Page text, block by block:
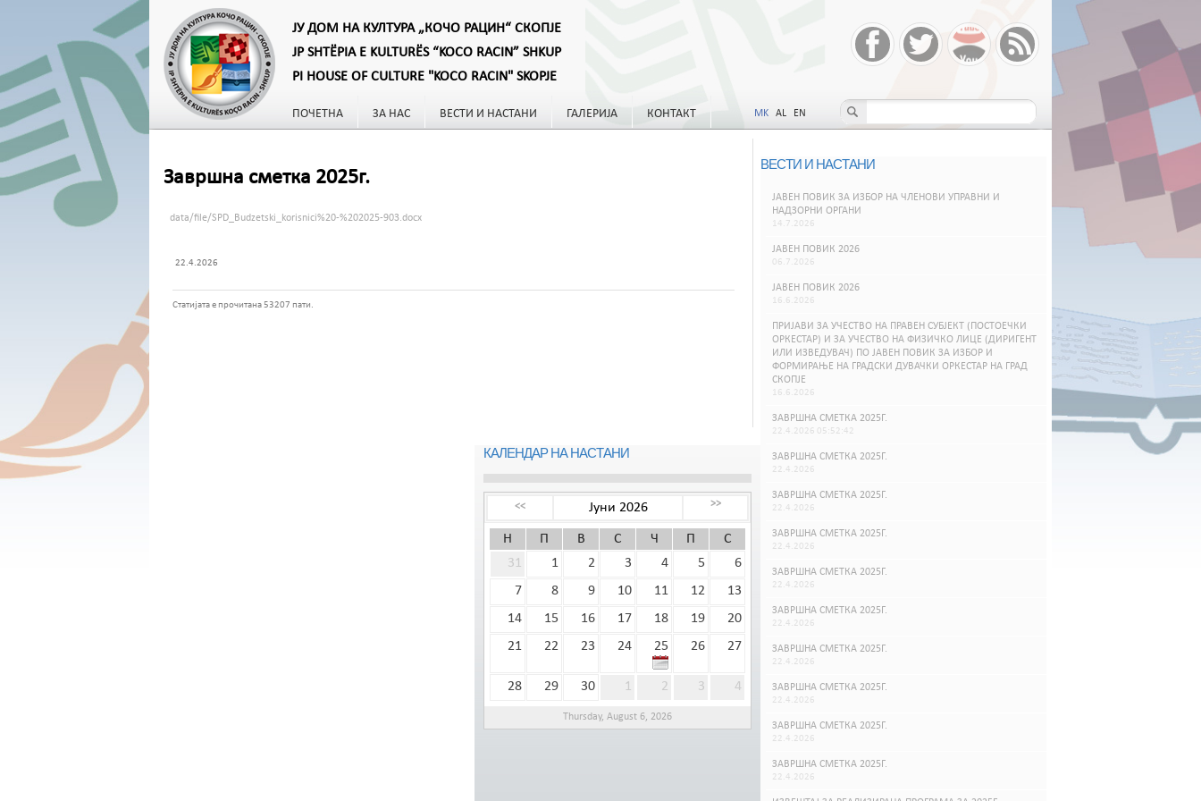
ЈУ ДОМ НА КУЛТУРА „КОЧО РАЦИН“ СКОПЈЕ
JP SHTËPIA E KULTURËS “KOCO RACIN” SHKUP
PI HOUSE OF CULTURE "KOCO RACIN" SKOPJE
ПОЧЕТНА ЗА НАС ВЕСТИ И НАСТАНИ ГАЛЕРИЈА КОНТАКТ MK AL EN
Завршна сметка 2025г.
data/file/SPD_Budzetski_korisnici%20-%202025-903.docx
22.4.2026
Статијата е прочитана 53207 пати.
ВЕСТИ И НАСТАНИ
ЈАВЕН ПОВИК ЗА ИЗБОР НА ЧЛЕНОВИ УПРАВНИ И
НАДЗОРНИ ОРГАНИ
14.7.2026
ЈАВЕН ПОВИК 2026
06.7.2026
ЈАВЕН ПОВИК 2026
16.6.2026
ПРИЈАВИ ЗА УЧЕСТВО НА ПРАВЕН СУБЈЕКТ (ПОСТОЕЧКИ
ОРКЕСТАР) И ЗА УЧЕСТВО НА ФИЗИЧКО ЛИЦЕ (ДИРИГЕНТ
ИЛИ ИЗВЕДУВАЧ) ПО ЈАВЕН ПОВИК ЗА ИЗБОР И
ФОРМИРАЊЕ НА ГРАДСКИ ДУВАЧКИ ОРКЕСТАР НА ГРАД
СКОПЈЕ
16.6.2026
ЗАВРШНА СМЕТКА 2025Г.
22.4.2026 05:52:42
ЗАВРШНА СМЕТКА 2025Г.
22.4.2026
ЗАВРШНА СМЕТКА 2025Г.
22.4.2026
ЗАВРШНА СМЕТКА 2025Г.
22.4.2026
ЗАВРШНА СМЕТКА 2025Г.
22.4.2026
ЗАВРШНА СМЕТКА 2025Г.
22.4.2026
ЗАВРШНА СМЕТКА 2025Г.
22.4.2026
ЗАВРШНА СМЕТКА 2025Г.
22.4.2026
ЗАВРШНА СМЕТКА 2025Г.
22.4.2026
ЗАВРШНА СМЕТКА 2025Г.
22.4.2026
КАЛЕНДАР НА НАСТАНИ
<< Јуни 2026 >>
Н П В С Ч П
С
31
1 2 3 4 5
6
7
8 9 10 11 12
13
14
15 16 17 18 19
20
21
22 23 24 25 26 27
28 29 30 1 2 3 4
Thursday, August 6, 2026